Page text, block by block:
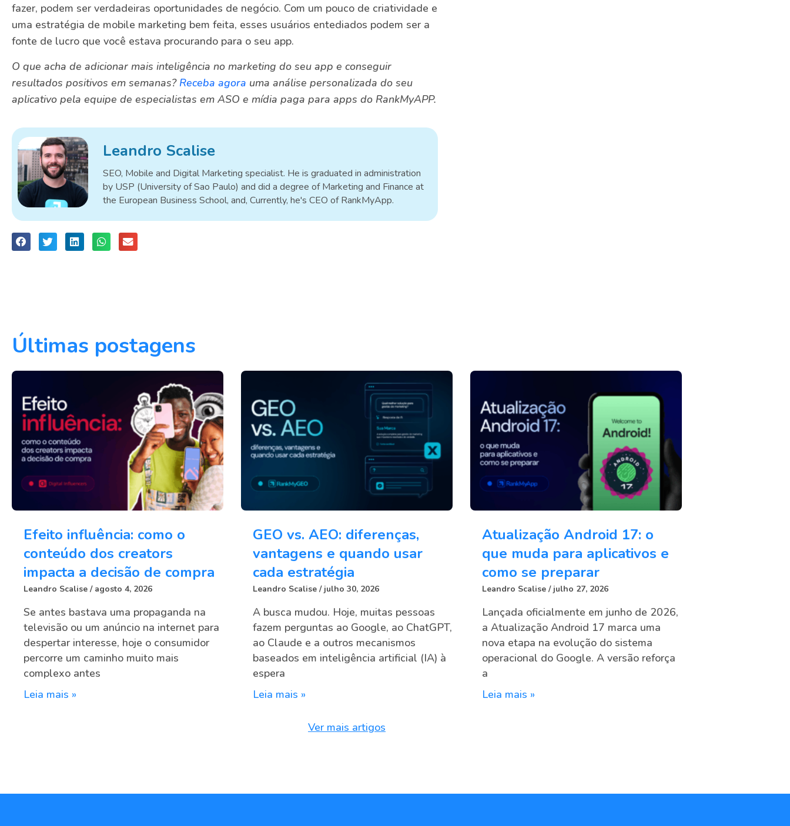
fazer, podem ser verdadeiras oportunidades de negócio. Com um pouco de criatividade e
uma estratégia de mobile marketing bem feita, esses usuários entediados podem ser a
fonte de lucro que você estava procurando para o seu app.
O que acha de adicionar mais inteligência no marketing do seu app e conseguir
resultados positivos em semanas? Receba agora uma análise personalizada do seu
aplicativo pela equipe de especialistas em ASO e mídia paga para apps do RankMyAPP.
Leandro Scalise
SEO, Mobile and Digital Marketing specialist. He is graduated in administration
by USP (University of Sao Paulo) and did a degree of Marketing and Finance at
the European Business School, and, Currently, he's CEO of RankMyApp.
Últimas postagens
Efeito influência: como o
conteúdo dos creators
impacta a decisão de compra
Leandro Scalise agosto 4, 2026
Se antes bastava uma propaganda na
televisão ou um anúncio na internet para
despertar interesse, hoje o consumidor
percorre um caminho muito mais
complexo antes
Leia mais »
GEO vs. AEO: diferenças,
vantagens e quando usar
cada estratégia
Leandro Scalise julho 30, 2026
A busca mudou. Hoje, muitas pessoas
fazem perguntas ao Google, ao ChatGPT,
ao Claude e a outros mecanismos
baseados em inteligência artificial (IA) à
espera
Leia mais »
Atualização Android 17: o
que muda para aplicativos e
como se preparar
Leandro Scalise julho 27, 2026
Lançada oficialmente em junho de 2026,
a Atualização Android 17 marca uma
nova etapa na evolução do sistema
operacional do Google. A versão reforça
a
Leia mais »
Ver mais artigos